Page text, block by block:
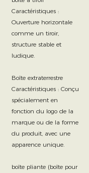
Caractéristiques :
Ouverture horizontale
comme un tiroir,
structure stable et
ludique.
Boîte extraterrestre
Caractéristiques : Conçu
spécialement en
fonction du logo de la
marque ou de la forme
du produit, avec une
apparence unique.
boîte pliante (boîte pour